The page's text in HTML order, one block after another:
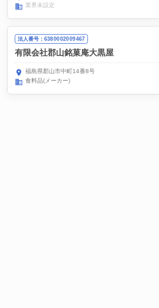
業界未設定
法人番号：6380002009467
有限会社郡山銘菓庵大黒屋
福島県郡山市中町14番8号
食料品(メーカー)